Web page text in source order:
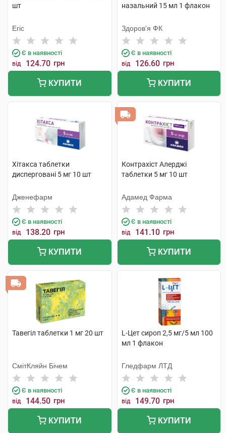
шт
Егіс
Є в наявності
від 124.70 грн
КУПИТИ
назальний 15 мл 1 флакон
Здоров'я ФК
Є в наявності
від 126.60 грн
КУПИТИ
Хітакса таблетки
дисперговані 5 мг 10 шт
Дженефарм
Є в наявності
від 138.20 грн
КУПИТИ
Контрахіст Алерджі
таблетки 5 мг 10 шт
Адамед Фарма
Є в наявності
від 141.10 грн
КУПИТИ
Тавегіл таблетки 1 мг 20 шт
СмітКляйн Бічем
Є в наявності
від 144.50 грн
КУПИТИ
L-Цет сироп 2,5 мг/5 мл 100
мл 1 флакон
Гледфарм ЛТД
Є в наявності
від 149.70 грн
КУПИТИ